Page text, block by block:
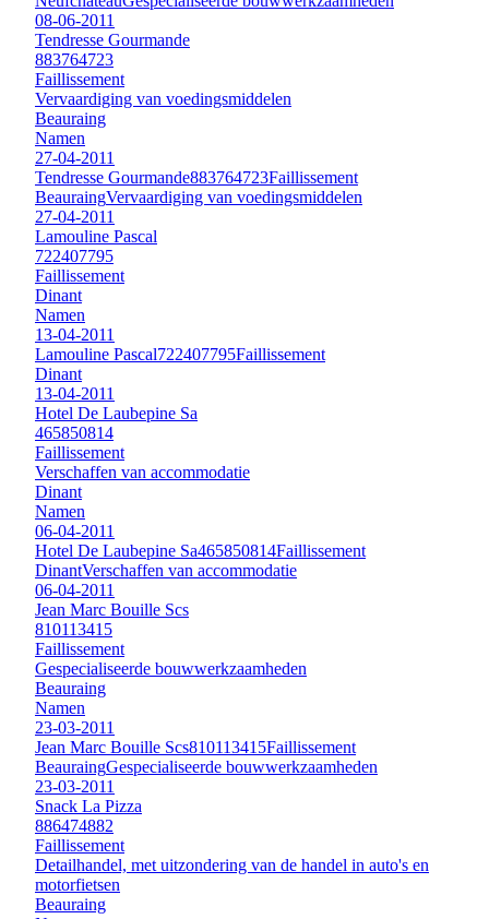
08-06-2011
Tendresse Gourmande
883764723
Faillissement
Vervaardiging van voedingsmiddelen
Beauraing
Namen
27-04-2011
Tendresse Gourmande883764723Faillissement
BeauraingVervaardiging van voedingsmiddelen
27-04-2011
Lamouline Pascal
722407795
Faillissement
Dinant
Namen
13-04-2011
Lamouline Pascal722407795Faillissement
Dinant
13-04-2011
Hotel De Laubepine Sa
465850814
Faillissement
Verschaffen van accommodatie
Dinant
Namen
06-04-2011
Hotel De Laubepine Sa465850814Faillissement
DinantVerschaffen van accommodatie
06-04-2011
Jean Marc Bouille Scs
810113415
Faillissement
Gespecialiseerde bouwwerkzaamheden
Beauraing
Namen
23-03-2011
Jean Marc Bouille Scs810113415Faillissement
BeauraingGespecialiseerde bouwwerkzaamheden
23-03-2011
Snack La Pizza
886474882
Faillissement
Detailhandel, met uitzondering van de handel in auto's en
motorfietsen
Beauraing